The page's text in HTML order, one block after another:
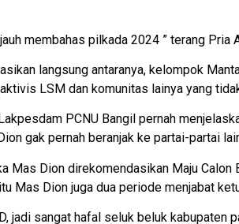
membahas pilkada 2024 ” terang
langsung antaranya, kelompok
LSM dan komunitas lainya yang
PCNU Bangil pernah
gak pernah beranjak ke partai-partai
Mas Dion direkomendasikan Maju
Mas Dion juga dua periode menjabat
jadi sangat hafal seluk beluk kabupaten